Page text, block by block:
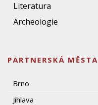
Literatura
Archeologie
PARTNERSKÁ MĚSTA
Brno
Jihlava